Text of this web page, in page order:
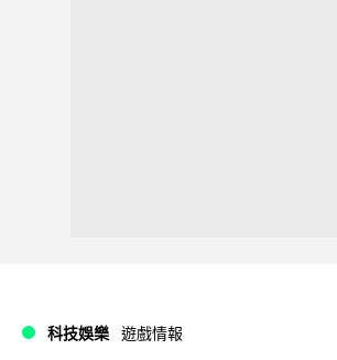
科技娛樂 遊戲情報